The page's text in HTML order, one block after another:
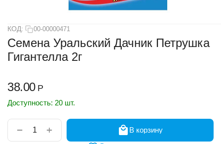
КОД: 00-00000471
Семена Уральский Дачник Петрушка
Гигантелла 2г
38.00 Р
Доступность: 20 шт.
+
−
В корзину